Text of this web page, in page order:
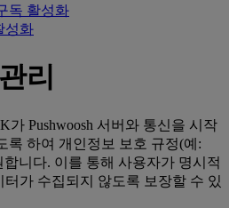
독 활성화
성화
리
가 Pushwoosh 서버와 통신을 시작
록 하여 개인정보 보호 규정(예:
니다. 이를 통해 사용자가 명시적
가 수집되지 않도록 보장할 수 있